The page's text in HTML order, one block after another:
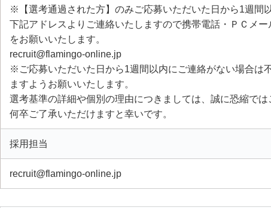
※【選考通過された方】のみご応募いただいた日から1週間
下記アドレスよりご連絡いたしますので携帯電話・ＰＣメ
をお願いいたします。
recruit@flamingo-online.jp
※ご応募いただいた日から1週間以内にご連絡がない場合は
ますようお願いいたします。
選考基準の詳細や個別の理由につきましては、誠に恐縮では
何卒ご了承いただけますと幸いです。
採用担当
recruit@flamingo-online.jp